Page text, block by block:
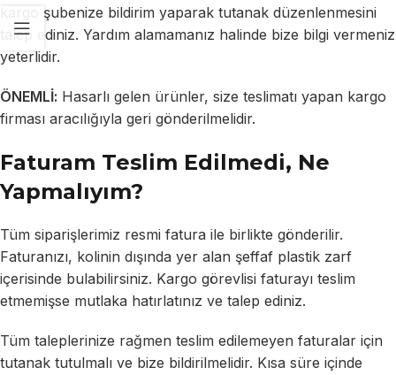
kargo şubenize bildirim yaparak tutanak düzenlenmesini
talep ediniz. Yardım alamamanız halinde bize bilgi vermeniz
yeterlidir.
ÖNEMLİ: Hasarlı gelen ürünler, size teslimatı yapan kargo
firması aracılığıyla geri gönderilmelidir.
Faturam Teslim Edilmedi, Ne
Yapmalıyım?
Tüm siparişlerimiz resmi fatura ile birlikte gönderilir.
Faturanızı, kolinin dışında yer alan şeffaf plastik zarf
içerisinde bulabilirsiniz. Kargo görevlisi faturayı teslim
etmemişse mutlaka hatırlatınız ve talep ediniz.
Tüm taleplerinize rağmen teslim edilemeyen faturalar için
tutanak tutulmalı ve bize bildirilmelidir. Kısa süre içinde